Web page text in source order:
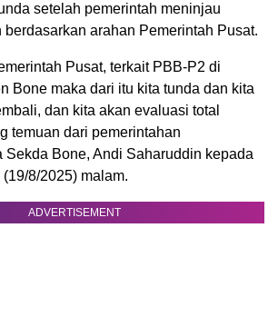
setelah pemerintah meninjau
berdasarkan arahan Pemerintah Pusat.
Pusat, terkait PBB-P2 di
Bone maka dari itu kita tunda dan kita
dan kita akan evaluasi total
temuan dari pemerintahan
Sekda Bone, Andi Saharuddin kepada
8/2025) malam.
ADVERTISEMENT